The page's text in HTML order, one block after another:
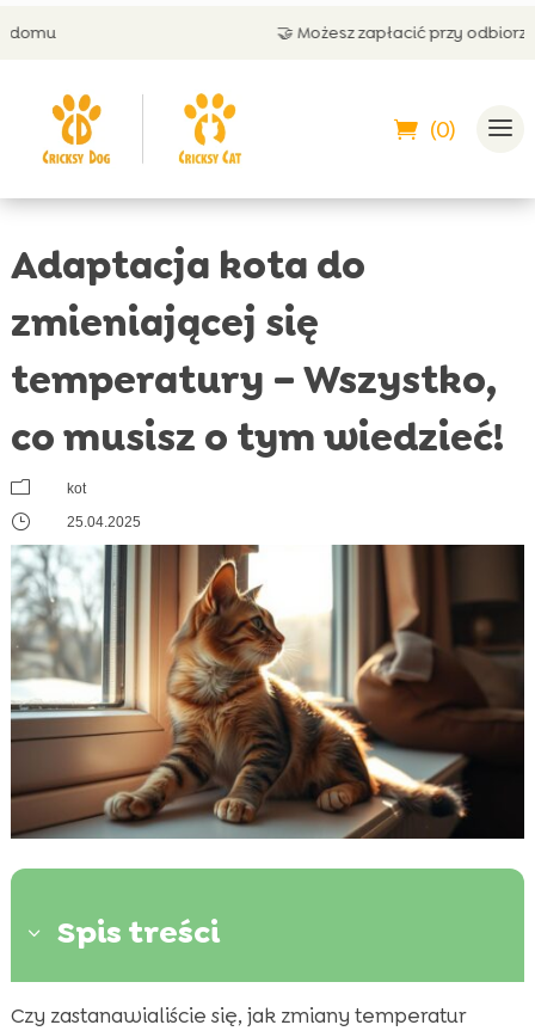
🤝 Możesz zapłacić przy odbiorze
(0)
Adaptacja kota do
zmieniającej się
temperatury – Wszystko,
co musisz o tym wiedzieć!
m kot
} 25.04.2025
3 Spis treści
 Dlaczego przystosowanie kota do
Czy zastanawialiście się, jak zmiany temperatur